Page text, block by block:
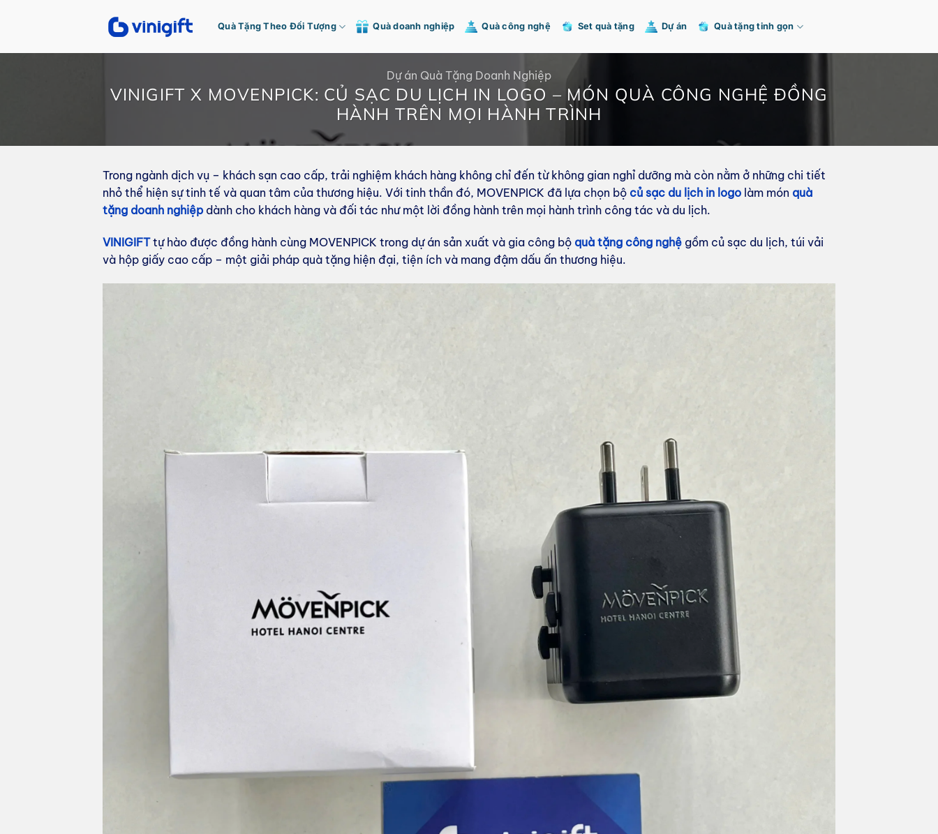
Quà Tặng Theo Đối Tượng Quà doanh nghiệp Quà công nghệ Set quà tặng Dự án Quà tặng tinh gọn
Dự án Quà Tặng Doanh Nghiệp
VINIGIFT X MOVENPICK: CỦ SẠC DU LỊCH IN LOGO – MÓN QUÀ CÔNG NGHỆ ĐỒNG
HÀNH TRÊN MỌI HÀNH TRÌNH
Trong ngành dịch vụ – khách sạn cao cấp, trải nghiệm khách hàng không chỉ đến từ không gian nghỉ dưỡng mà còn nằm ở những chi tiết
nhỏ thể hiện sự tinh tế và quan tâm của thương hiệu. Với tinh thần đó, MOVENPICK đã lựa chọn bộ củ sạc du lịch in logo làm món quà
tặng doanh nghiệp dành cho khách hàng và đối tác như một lời đồng hành trên mọi hành trình công tác và du lịch.
VINIGIFT tự hào được đồng hành cùng MOVENPICK trong dự án sản xuất và gia công bộ quà tặng công nghệ gồm củ sạc du lịch, túi vải
và hộp giấy cao cấp – một giải pháp quà tặng hiện đại, tiện ích và mang đậm dấu ấn thương hiệu.